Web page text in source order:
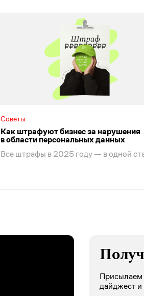
Советы
Как штрафуют бизнес за нарушения
в области персональных данных
Все штрафы в 2025 году — в одной
Присылаем
дайджест